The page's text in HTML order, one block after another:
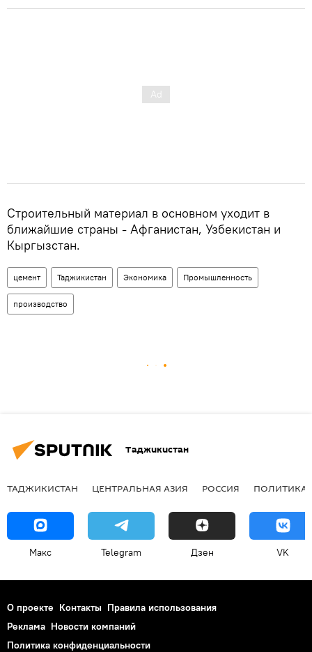
Строительный материал в основном уходит в
ближайшие страны - Афганистан, Узбекистан и
Кыргызстан.
цемент Таджикистан Экономика Промышленность
производство
Таджикистан
ТАДЖИКИСТАН ЦЕНТРАЛЬНАЯ АЗИЯ РОССИЯ ПОЛИТИКА
Макс Telegram Дзен VK
О проекте Контакты Правила использования
Реклама Новости компаний
Политика конфиденциальности